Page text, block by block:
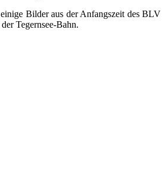
Bilder aus der Anfangszeit des BLV
Tegernsee-Bahn.